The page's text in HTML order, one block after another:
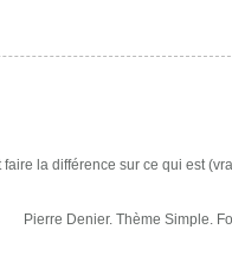
la différence sur ce qui est
Pierre Denier. Thème Simple.